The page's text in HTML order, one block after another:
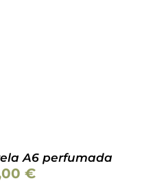
A6 perfumada
€